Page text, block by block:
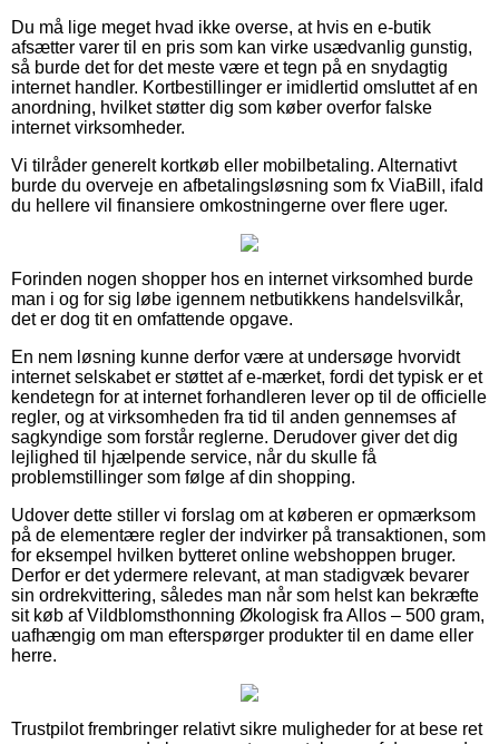
Du må lige meget hvad ikke overse, at hvis en e-butik
afsætter varer til en pris som kan virke usædvanlig gunstig,
så burde det for det meste være et tegn på en snydagtig
internet handler. Kortbestillinger er imidlertid omsluttet af en
anordning, hvilket støtter dig som køber overfor falske
internet virksomheder.
Vi tilråder generelt kortkøb eller mobilbetaling. Alternativt
burde du overveje en afbetalingsløsning som fx ViaBill, ifald
du hellere vil finansiere omkostningerne over flere uger.
Forinden nogen shopper hos en internet virksomhed burde
man i og for sig løbe igennem netbutikkens handelsvilkår,
det er dog tit en omfattende opgave.
En nem løsning kunne derfor være at undersøge hvorvidt
internet selskabet er støttet af e-mærket, fordi det typisk er et
kendetegn for at internet forhandleren lever op til de officielle
regler, og at virksomheden fra tid til anden gennemses af
sagkyndige som forstår reglerne. Derudover giver det dig
lejlighed til hjælpende service, når du skulle få
problemstillinger som følge af din shopping.
Udover dette stiller vi forslag om at køberen er opmærksom
på de elementære regler der indvirker på transaktionen, som
for eksempel hvilken bytteret online webshoppen bruger.
Derfor er det ydermere relevant, at man stadigvæk bevarer
sin ordrekvittering, således man når som helst kan bekræfte
sit køb af Vildblomsthonning Økologisk fra Allos – 500 gram,
uafhængig om man efterspørger produkter til en dame eller
herre.
Trustpilot frembringer relativt sikre muligheder for at bese ret